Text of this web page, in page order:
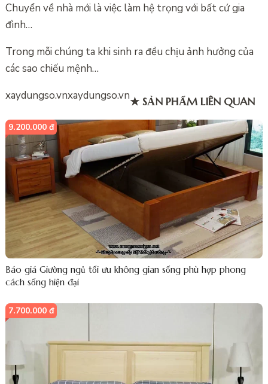
Chuyển về nhà mới là việc làm hệ trọng với bất cứ gia
đình…
Trong mỗi chúng ta khi sinh ra đều chịu ảnh hưởng của
các sao chiếu mệnh…
xaydungso.vnxaydungso.vn★ SẢN PHẨM LIÊN QUAN
9.200.000 đ
Báo giá Giường ngủ tối ưu không gian sống phù hợp phong
cách sống hiện đại
7.700.000 đ